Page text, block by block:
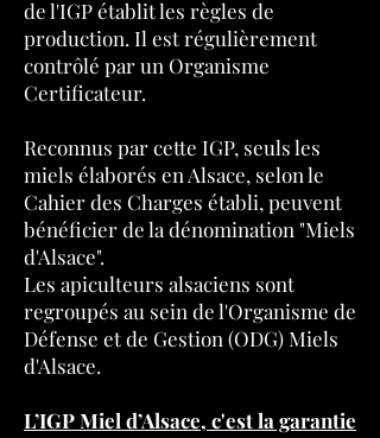
de l'IGP établit les règles de
production. Il est régulièrement
contrôlé par un Organisme
Certificateur.
Reconnus par cette IGP, seuls les
miels élaborés en Alsace, selon le
Cahier des Charges établi, peuvent
bénéficier de la dénomination "Miels
d'Alsace".
Les apiculteurs alsaciens sont
regroupés au sein de l'Organisme de
Défense et de Gestion (ODG) Miels
d'Alsace.
L’IGP Miel d’Alsace, c'est la garantie